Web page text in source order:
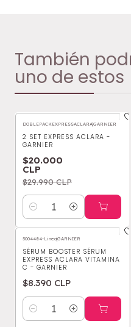
También
uno de estos
-33%OFF
DOBLEPACKEXPRESSACLARA|GARNIER
2 SET EXPRESS ACLARA -
GARNIER
$20.000
CLP
$29.990 CLP
Cantidad
5004484-Linea|GARNIER
SÉRUM BOOSTER SÉRUM
EXPRESS ACLARA VITAMINA
C - GARNIER
$8.390 CLP
Cantidad